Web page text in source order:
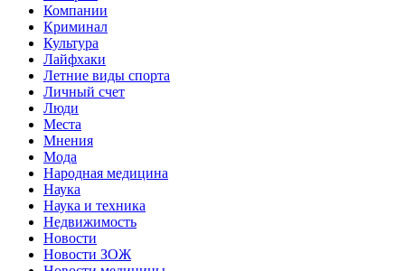
Компании
Криминал
Культура
Лайфхаки
Летние виды спорта
Личный счет
Люди
Места
Мнения
Мода
Народная медицина
Наука
Наука и техника
Недвижимость
Новости
Новости ЗОЖ